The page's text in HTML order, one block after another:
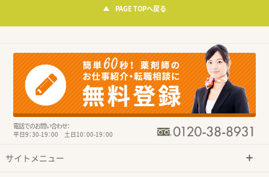
PAGE TOPへ戻る
電話でのお問い合わせ：
平日9：30-19：00 土日10：00-19：00
サイトメニュー